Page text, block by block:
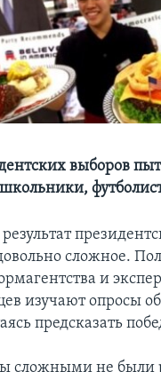
выборов
сложное.
и
изучают опросы
предсказать
сложными не были